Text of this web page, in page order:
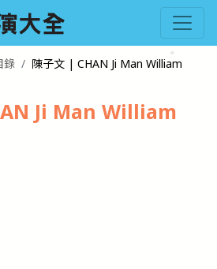
錄 陳子文 | CHAN Ji Man William
Ji Man William